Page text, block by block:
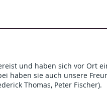
und haben sich vor Ort
haben sie auch unsere
Thomas, Peter Fischer).